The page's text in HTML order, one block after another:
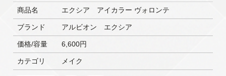
商品名 エクシア アイカラー ヴォロンテ
ブランド アルビオン エクシア
価格/容量 6,600円
カテゴリ メイク